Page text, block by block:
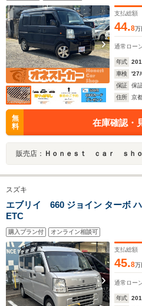
支払総額
44.8万
通常ロー
年式
車検
保証
保
住所
京
無
料
在庫確認・
販売店： Ｈｏｎｅｓｔ ｃａｒ ｓｈ
スズキ
エブリイ 660 ジョイン ターボ
ETC
購入プラン付 オンライン相談可
支払総額
45.8万
通常ロー
年式